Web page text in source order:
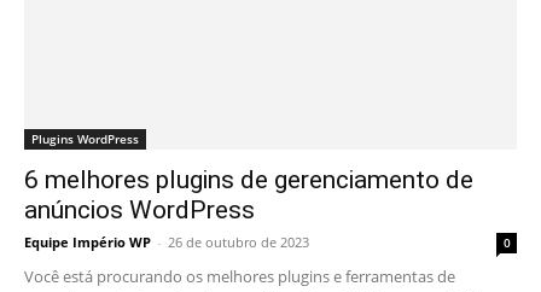
Plugins WordPress
6 melhores plugins de gerenciamento de
anúncios WordPress
Equipe Império WP - 26 de outubro de 2023 0
Você está procurando os melhores plugins e ferramentas de